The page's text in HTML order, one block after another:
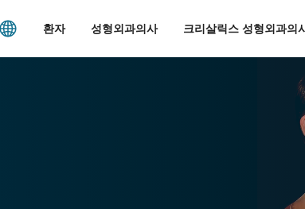
환자 성형외과의사 크리살릭스 성형외과의